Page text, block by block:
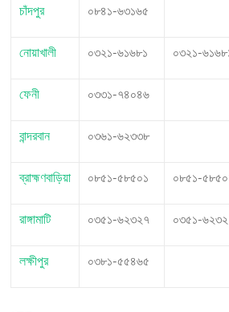
চাঁদপুর ০৮৪১-৬৩১৬৫
নোয়াখালী ০৩২১-৬১৬৮১ ০৩২১-
ফেনী ০৩৩১-৭৪০৪৬
বান্দরবান ০৩৬১-৬২৩৩৮
ব্রাহ্মণবাড়িয়া ০৮৫১-৫৮৫০১ ০৮৫১-
রাঙ্গামাটি ০৩৫১-৬২৩২৭ ০৩৫১-
লক্ষীপুর ০৩৮১-৫৫৪৬৫